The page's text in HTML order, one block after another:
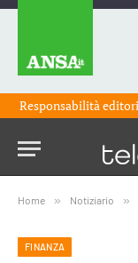
Responsabilità
Home » Notiziario »
FINANZA